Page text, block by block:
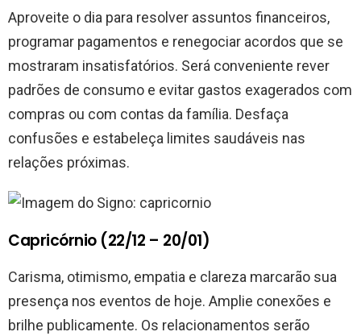
Aproveite o dia para resolver assuntos financeiros,
programar pagamentos e renegociar acordos que se
mostraram insatisfatórios. Será conveniente rever
padrões de consumo e evitar gastos exagerados com
compras ou com contas da família. Desfaça
confusões e estabeleça limites saudáveis nas
relações próximas.
Capricórnio (22/12 – 20/01)
Carisma, otimismo, empatia e clareza marcarão sua
presença nos eventos de hoje. Amplie conexões e
brilhe publicamente. Os relacionamentos serão